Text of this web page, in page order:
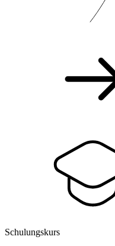
Schulungskurs